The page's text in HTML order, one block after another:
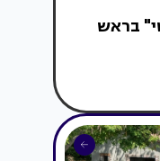
פרטי" בראש